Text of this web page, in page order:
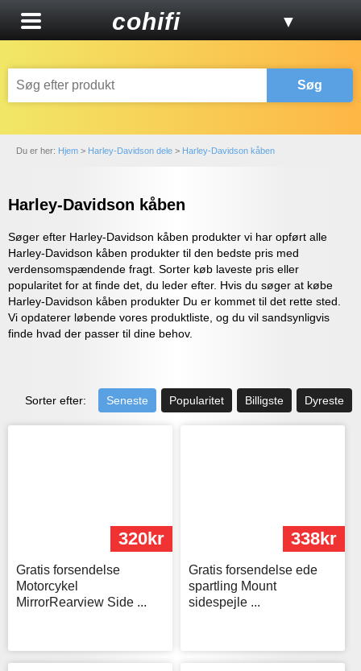
cohifi ▼
Søg
Du er her: Hjem > Harley-Davidson dele > Harley-Davidson kåben
Harley-Davidson kåben
Søger efter Harley-Davidson kåben produkter vi har opført alle
Harley-Davidson kåben produkter til den bedste pris med
verdensomspændende fragt. Sorter køb laveste pris eller
popularitet for at finde det, du leder efter. Hvis du søger at købe
Harley-Davidson kåben produkter Du er kommet til det rette sted.
Vi opdaterer løbende vores produktliste, og du vil sandsynligvis
finde hvad der passer til dine behov.
Sorter efter: Seneste Popularitet Billigste Dyreste
320kr
Gratis forsendelse
Motorcykel
MirrorRearview Side ...
338kr
Gratis forsendelse ede
spartling Mount
sidespejle ...